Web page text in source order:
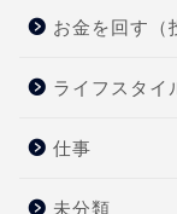
お金を回す（
ライフスタイ
仕事
未分類